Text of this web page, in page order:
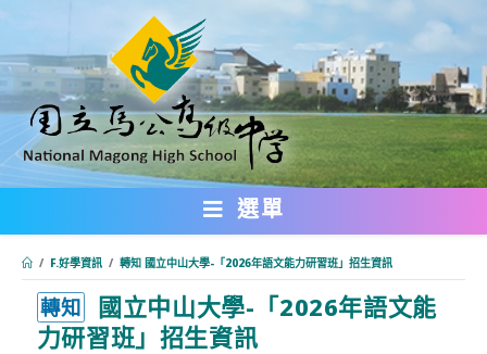
轉
主
要
內
選單
/ F.好學資訊 / 轉知 國立中山大學-「2026年語文能力研習班」招生資訊
轉知
國立中山大學-「2026年語文能
力研習班」招生資訊